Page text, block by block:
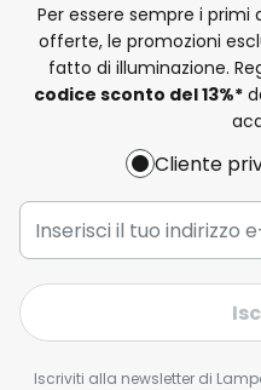
Per essere sempre i
offerte, le promozioni
fatto di illuminazione.
codice sconto del13%*
Cliente
Iscriviti alla newsletter di